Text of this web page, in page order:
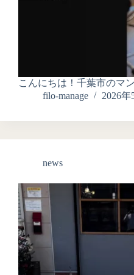
こんにちは！千葉市のマ
filo-manage
2026年
news